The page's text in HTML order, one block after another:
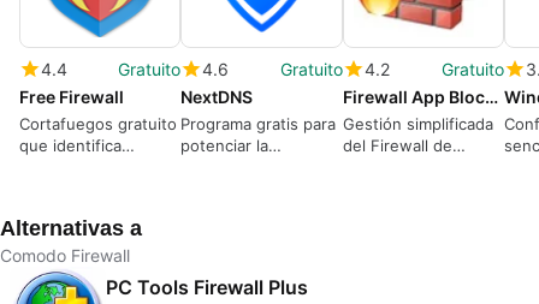
4.4
Gratuito
Free Firewall
Cortafuegos gratuito
que identifica
4.6
Gratuito
NextDNS
Programa gratis para
potenciar la
4.2
Gratuito
Firewall App Blocker
Gestión simplificada
del Firewall de
Alternativas a
Comodo Firewall
PC Tools Firewall Plus